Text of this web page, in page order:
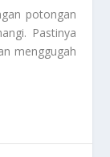
potongan
Pastinya
menggugah